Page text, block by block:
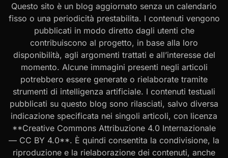
Questo sito è un blog aggiornato senza un calendario
fisso o una periodicità prestabilita. I contenuti vengono
pubblicati in modo diretto dagli utenti che
contribuiscono al progetto, in base alla loro
disponibilità, agli argomenti trattati e all’interesse del
momento. Alcune immagini presenti negli articoli
potrebbero essere generate o rielaborate tramite
strumenti di intelligenza artificiale. I contenuti testuali
pubblicati su questo blog sono rilasciati, salvo diversa
indicazione specificata nei singoli articoli, con licenza
**Creative Commons Attribuzione 4.0 Internazionale
— CC BY 4.0**. È quindi consentita la condivisione, la
riproduzione e la rielaborazione dei contenuti, anche